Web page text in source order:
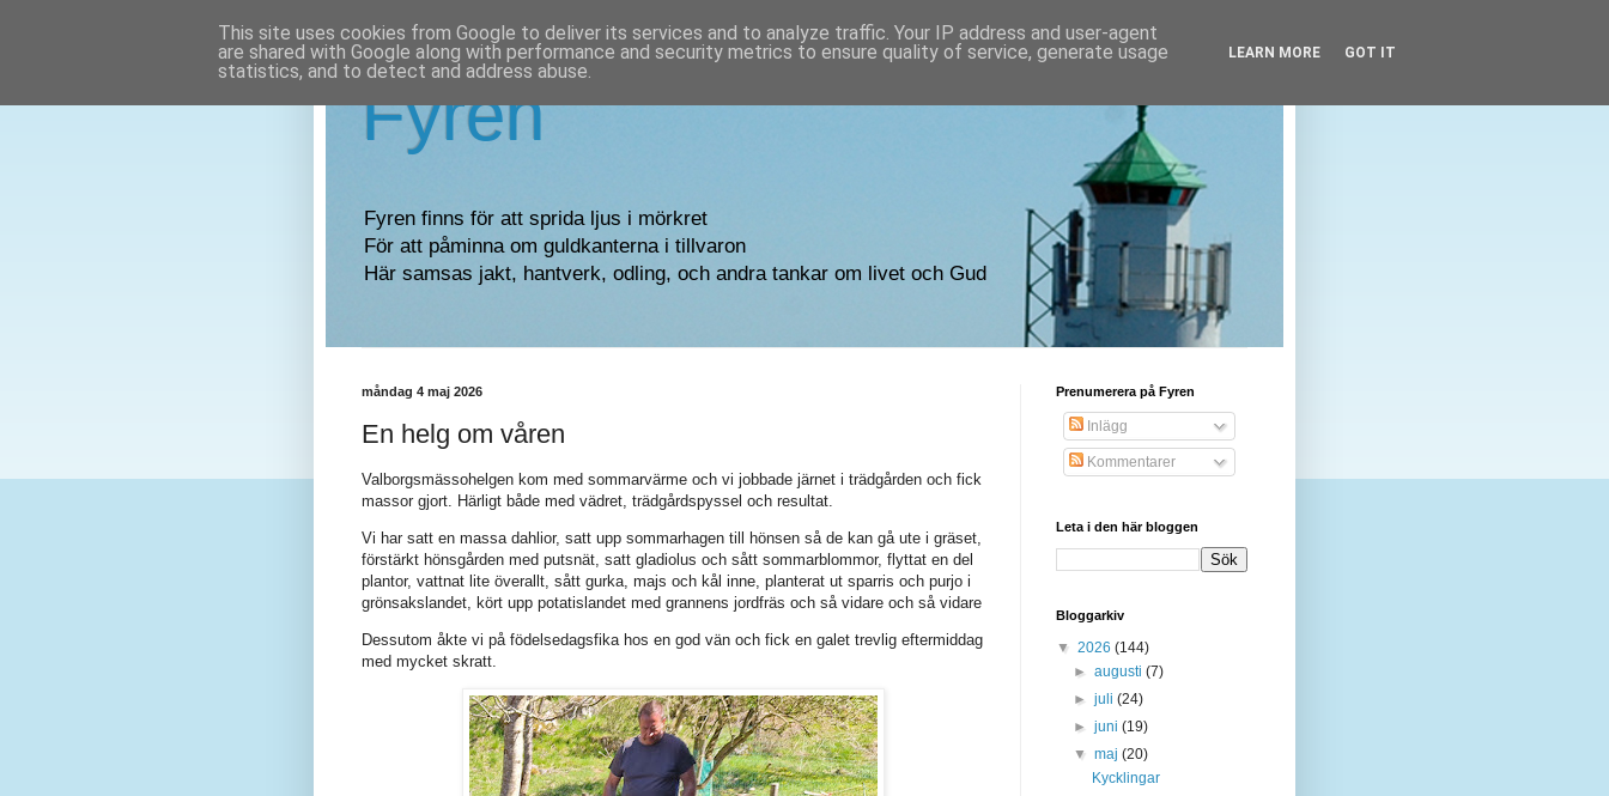
Fyren
Fyren finns för att sprida ljus i mörkret
För att påminna om guldkanterna i tillvaron
Här samsas jakt, hantverk, odling, och andra tankar om livet och Gud
måndag 4 maj 2026
En helg om våren
Valborgsmässohelgen kom med sommarvärme och vi jobbade järnet i trädgården och fick
massor gjort. Härligt både med vädret, trädgårdspyssel och resultat.
Vi har satt en massa dahlior, satt upp sommarhagen till hönsen så de kan gå ute i gräset,
förstärkt hönsgården med putsnät, satt gladiolus och sått sommarblommor, flyttat en del
plantor, vattnat lite överallt, sått gurka, majs och kål inne, planterat ut sparris och purjo i
grönsakslandet, kört upp potatislandet med grannens jordfräs och så vidare och så vidare
Dessutom åkte vi på födelsedagsfika hos en god vän och fick en galet trevlig eftermiddag
med mycket skratt.
Prenumerera på Fyren
Inlägg
Kommentarer
Leta i den här bloggen
Bloggarkiv
▼ 2026 (144)
►augusti(7)
►juli(24)
►juni(19)
▼maj(20)
Kycklingar
This site uses cookies from Google to deliver its services and to analyze traffic. Your IP address and user-agent
are shared with Google along with performance and security metrics to ensure quality of service, generate usage
statistics, and to detect and address abuse.
LEARN MORE GOT IT